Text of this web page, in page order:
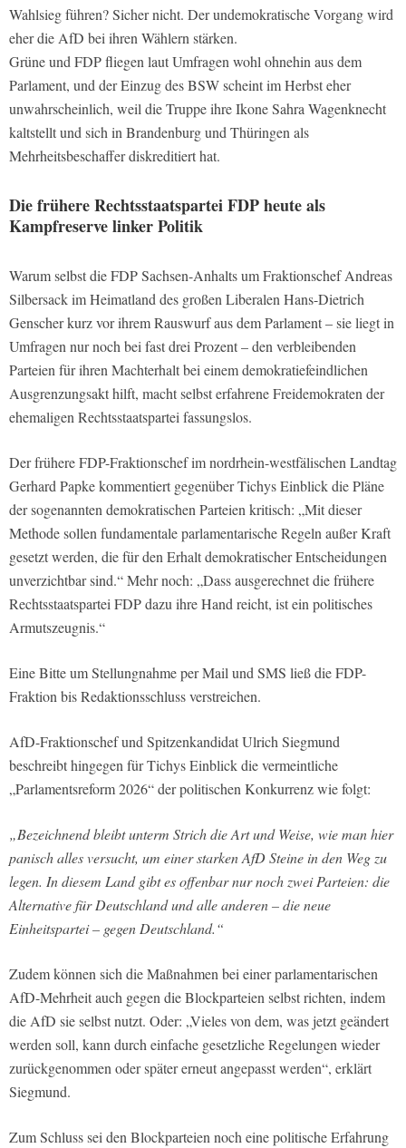
Wahlsieg führen? Sicher nicht. Der undemokratische Vorgang wird
eher die AfD bei ihren Wählern stärken.
Grüne und FDP fliegen laut Umfragen wohl ohnehin aus dem
Parlament, und der Einzug des BSW scheint im Herbst eher
unwahrscheinlich, weil die Truppe ihre Ikone Sahra Wagenknecht
kaltstellt und sich in Brandenburg und Thüringen als
Mehrheitsbeschaffer diskreditiert hat.
Die frühere Rechtsstaatspartei FDP heute als
Kampfreserve linker Politik
Warum selbst die FDP Sachsen-Anhalts um Fraktionschef Andreas
Silbersack im Heimatland des großen Liberalen Hans-Dietrich
Genscher kurz vor ihrem Rauswurf aus dem Parlament – sie liegt in
Umfragen nur noch bei fast drei Prozent – den verbleibenden
Parteien für ihren Machterhalt bei einem demokratiefeindlichen
Ausgrenzungsakt hilft, macht selbst erfahrene Freidemokraten der
ehemaligen Rechtsstaatspartei fassungslos.
Der frühere FDP-Fraktionschef im nordrhein-westfälischen Landtag
Gerhard Papke kommentiert gegenüber Tichys Einblick die Pläne
der sogenannten demokratischen Parteien kritisch: „Mit dieser
Methode sollen fundamentale parlamentarische Regeln außer Kraft
gesetzt werden, die für den Erhalt demokratischer Entscheidungen
unverzichtbar sind.“ Mehr noch: „Dass ausgerechnet die frühere
Rechtsstaatspartei FDP dazu ihre Hand reicht, ist ein politisches
Armutszeugnis.“
Eine Bitte um Stellungnahme per Mail und SMS ließ die FDP-
Fraktion bis Redaktionsschluss verstreichen.
AfD-Fraktionschef und Spitzenkandidat Ulrich Siegmund
beschreibt hingegen für Tichys Einblick die vermeintliche
„Parlamentsreform 2026“ der politischen Konkurrenz wie folgt:
„Bezeichnend bleibt unterm Strich die Art und Weise, wie man hier
panisch alles versucht, um einer starken AfD Steine in den Weg zu
legen. In diesem Land gibt es offenbar nur noch zwei Parteien: die
Alternative für Deutschland und alle anderen – die neue
Einheitspartei – gegen Deutschland.“
Zudem können sich die Maßnahmen bei einer parlamentarischen
AfD-Mehrheit auch gegen die Blockparteien selbst richten, indem
die AfD sie selbst nutzt. Oder: „Vieles von dem, was jetzt geändert
werden soll, kann durch einfache gesetzliche Regelungen wieder
zurückgenommen oder später erneut angepasst werden“, erklärt
Siegmund.
Zum Schluss sei den Blockparteien noch eine politische Erfahrung